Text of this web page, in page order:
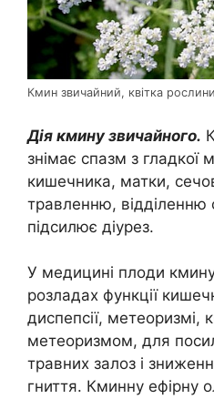
Кмин звичайний, квітка рослини
Дія кмину звичайного.
знімає спазм з гладкої
кишечника, матки,
травленню, відділенню
підсилює діурез.
У медицині плоди
розладах функції
диспепсії, метеоризмі,
метеоризмом, для
травних залоз і
гниття. Кминну ефірну